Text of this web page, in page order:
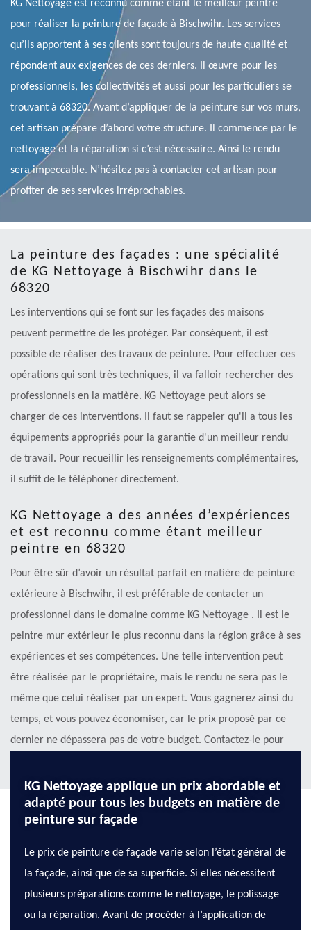
KG Nettoyage est reconnu comme étant le meilleur peintre
pour réaliser la peinture de façade à Bischwihr. Les services
qu’ils apportent à ses clients sont toujours de haute qualité et
répondent aux exigences de ces derniers. Il œuvre pour les
professionnels, les collectivités et aussi pour les particuliers se
trouvant à 68320. Avant d’appliquer de la peinture sur vos murs,
cet artisan prépare d’abord votre structure. Il commence par le
nettoyage et la réparation si c’est nécessaire. Ainsi le rendu
sera impeccable. N’hésitez pas à contacter cet artisan pour
profiter de ses services irréprochables.
La peinture des façades : une spécialité
de KG Nettoyage à Bischwihr dans le
68320
Les interventions qui se font sur les façades des maisons
peuvent permettre de les protéger. Par conséquent, il est
possible de réaliser des travaux de peinture. Pour effectuer ces
opérations qui sont très techniques, il va falloir rechercher des
professionnels en la matière. KG Nettoyage peut alors se
charger de ces interventions. Il faut se rappeler qu'il a tous les
équipements appropriés pour la garantie d'un meilleur rendu
de travail. Pour recueillir les renseignements complémentaires,
il suffit de le téléphoner directement.
KG Nettoyage a des années d’expériences
et est reconnu comme étant meilleur
peintre en 68320
Pour être sûr d’avoir un résultat parfait en matière de peinture
extérieure à Bischwihr, il est préférable de contacter un
professionnel dans le domaine comme KG Nettoyage . Il est le
peintre mur extérieur le plus reconnu dans la région grâce à ses
expériences et ses compétences. Une telle intervention peut
être réalisée par le propriétaire, mais le rendu ne sera pas le
même que celui réaliser par un expert. Vous gagnerez ainsi du
temps, et vous pouvez économiser, car le prix proposé par ce
dernier ne dépassera pas de votre budget. Contactez-le pour
KG Nettoyage applique un prix abordable et
adapté pour tous les budgets en matière de
peinture sur façade
Le prix de peinture de façade varie selon l’état général de
la façade, ainsi que de sa superficie. Si elles nécessitent
plusieurs préparations comme le nettoyage, le polissage
ou la réparation. Avant de procéder à l’application de